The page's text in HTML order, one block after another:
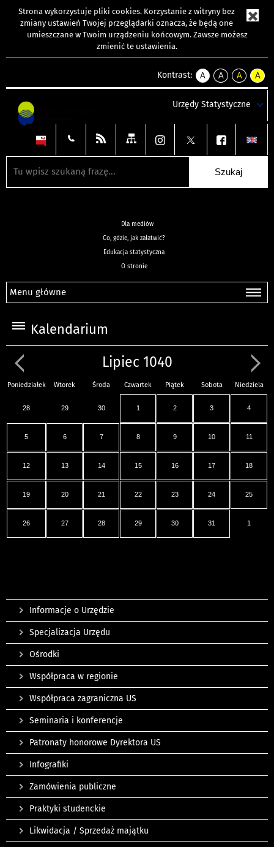
Strona wykorzystuje pliki cookies. Korzystanie z witryny bez
zmiany ustawień Twojej przeglądarki oznacza, że będą one
umieszczane w Twoim urządzeniu końcowym. Zawsze możesz
zmienić te ustawienia.
Kontrast:
A
kontrast
A
kontrast
tekst
czarnym
A
kontrast
tekst
czarnym
A
tekst
żółtym
Urzędy Statystyczne
Dla mediów
Co, gdzie, jak załatwić?
Edukacja statystyczna
O stronie
Menu główne
Kalendarium
Lipiec 1040
Poniedziałek Wtorek Środa Czwartek Piątek Sobota Niedziela
28 29 30 1 2 3 4
5 6 7 8 9 10 11
12 13 14 15 16 17 18
19 20 21 22 23 24 25
26 27 28 29 30 31 1
Informacje o Urzędzie
Specjalizacja Urzędu
Ośrodki
Współpraca w regionie
Współpraca zagraniczna US
Seminaria i konferencje
Patronaty honorowe Dyrektora US
Infografiki
Zamówienia publiczne
Praktyki studenckie
Likwidacja / Sprzedaż majątku